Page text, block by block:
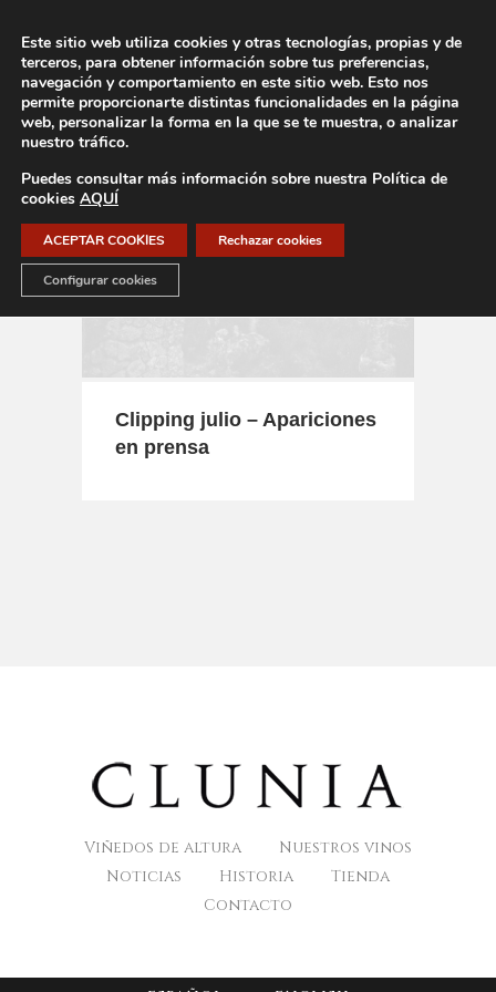
Clipping julio – Apariciones
en prensa
Viñedos de altura
Nuestros vinos
Noticias
Historia
Tienda
Contacto
Este sitio web utiliza cookies y otras tecnologías, propias y de
terceros, para obtener información sobre tus preferencias,
navegación y comportamiento en este sitio web. Esto nos
permite proporcionarte distintas funcionalidades en la página
web, personalizar la forma en la que se te muestra, o analizar
nuestro tráfico.
Puedes consultar más información sobre nuestra Política de
cookies AQUÍ
ACEPTAR COOKIES Rechazar cookies
Configurar cookies